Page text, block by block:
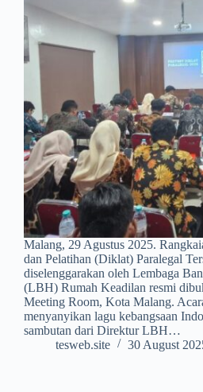
Malang, 29 Agustus 2025.
dan Pelatihan (Diklat) Paralegal
diselenggarakan oleh Lembaga
(LBH) Rumah Keadilan resmi
Meeting Room, Kota Malang.
menyanyikan lagu kebangsaan
sambutan dari Direktur LBH…
tesweb.site
30 August